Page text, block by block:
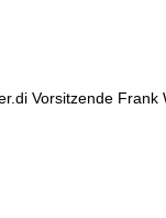
Vorsitzende